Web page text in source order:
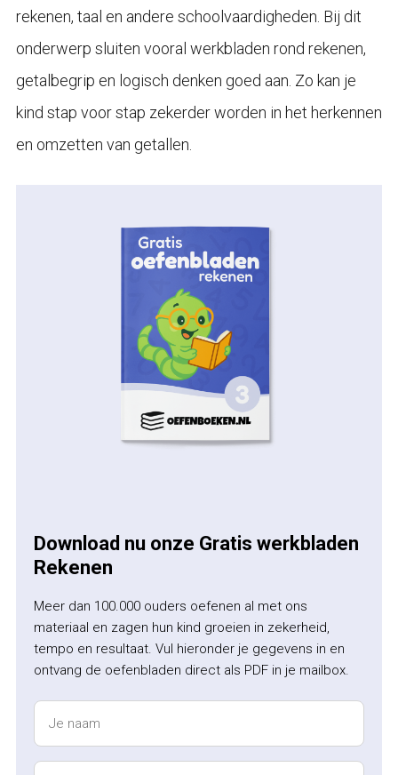
rekenen, taal en andere schoolvaardigheden. Bij dit
onderwerp sluiten vooral werkbladen rond rekenen,
getalbegrip en logisch denken goed aan. Zo kan je
kind stap voor stap zekerder worden in het herkennen
en omzetten van getallen.
Download nu onze Gratis werkbladen
Rekenen
Meer dan 100.000 ouders oefenen al met ons
materiaal en zagen hun kind groeien in zekerheid,
tempo en resultaat. Vul hieronder je gegevens in en
ontvang de oefenbladen direct als PDF in je mailbox.